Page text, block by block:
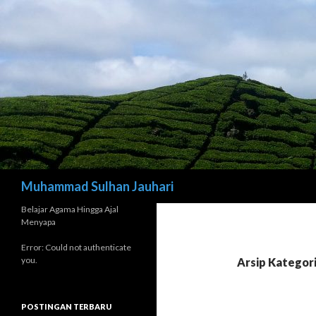
Muhammad Sulhan Jauhari
Arsip
Belajar Agama Hingga Ajal
Menyapa
Error: Could not authenticate
you.
POSTINGAN TERBARU